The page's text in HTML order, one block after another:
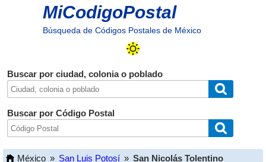
MiCodigoPostal
Búsqueda de Códigos Postales de México
Buscar por ciudad, colonia o poblado
Buscar por Código Postal
México » San Luis Potosí » San Nicolás Tolentino